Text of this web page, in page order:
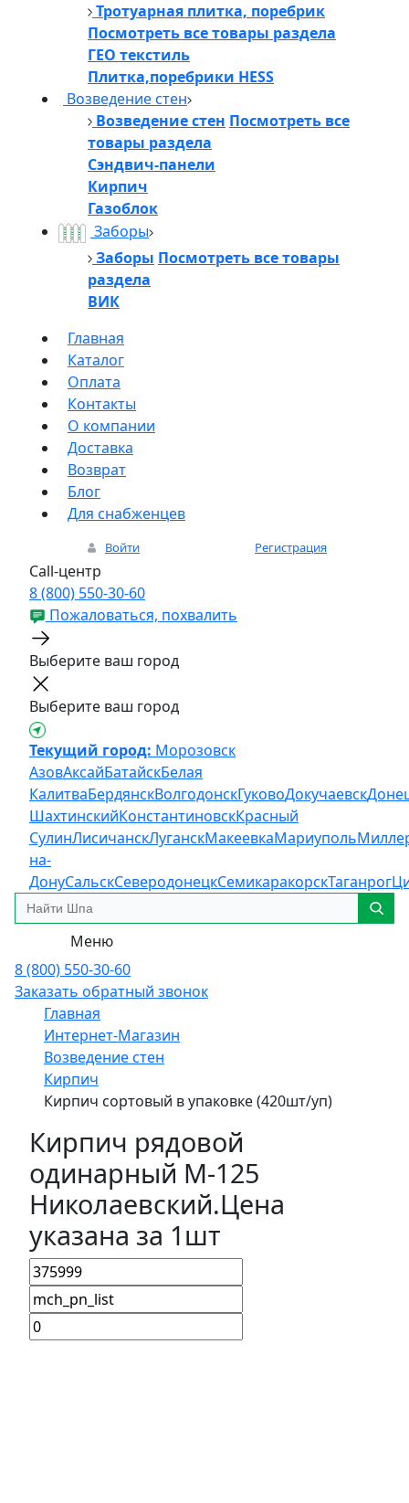
Тротуарная плитка, поребрик
Посмотреть все товары раздела
ГЕО текстиль
Плитка,поребрики HESS
Возведение стен
Возведение стен Посмотреть все
товары раздела
Сэндвич-панели
Кирпич
Газоблок
Заборы
Заборы Посмотреть все товары
раздела
ВИК
Главная
Каталог
Оплата
Контакты
О компании
Доставка
Возврат
Блог
Для снабженцев
Войти Регистрация
Call-центр
8 (800) 550-30-60
Пожаловаться, похвалить
Выберите ваш город
Выберите ваш город
Текущий город: Морозовск
АзовАксайБатайскБелая
КалитваБердянскВолгодонскГуковоДокучаевск
ШахтинскийКонстантиновскКрасный
СулинЛисичанскЛуганскМакеевкаМариуполь
на-
ДонуСальскСеверодонецкСемикаракорскТаганрог
Меню
8 (800) 550-30-60
Заказать обратный звонок
Главная
Интернет-Магазин
Возведение стен
Кирпич
Кирпич сортовый в упаковке (420шт/уп)
Кирпич рядовой
одинарный М-125
Николаевский.Цена
указана за 1шт